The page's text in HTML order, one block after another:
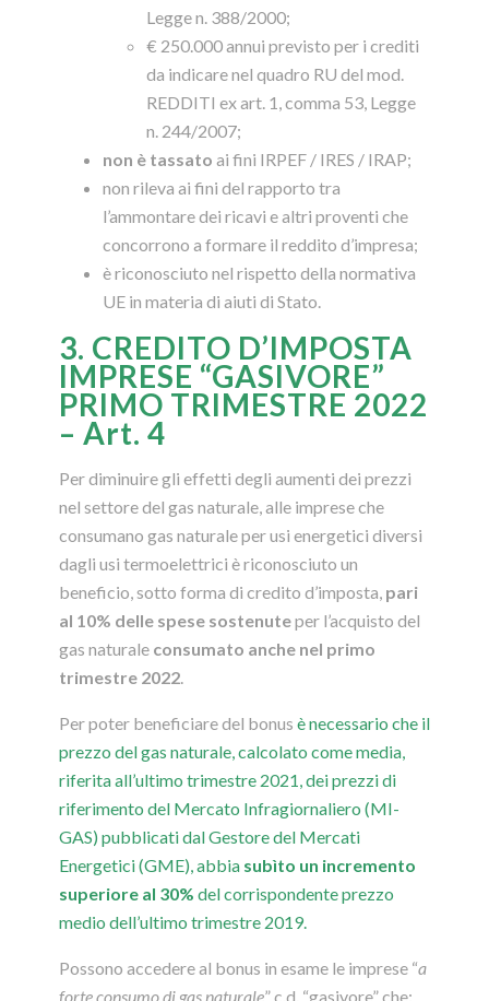
Legge n. 388/2000;
€ 250.000 annui previsto per i crediti
da indicare nel quadro RU del mod.
REDDITI ex art. 1, comma 53, Legge
n. 244/2007;
non è tassato ai fini IRPEF / IRES / IRAP;
non rileva ai fini del rapporto tra
l’ammontare dei ricavi e altri proventi che
concorrono a formare il reddito d’impresa;
è riconosciuto nel rispetto della normativa
UE in materia di aiuti di Stato.
3. CREDITO D’IMPOSTA
IMPRESE “GASIVORE”
PRIMO TRIMESTRE 2022
– Art. 4
Per diminuire gli effetti degli aumenti dei prezzi
nel settore del gas naturale, alle imprese che
consumano gas naturale per usi energetici diversi
dagli usi termoelettrici è riconosciuto un
beneficio, sotto forma di credito d’imposta, pari
al 10% delle spese sostenuteper l’acquisto del
gas naturale consumato anche nel primo
trimestre 2022
Per poter beneficiare del bonus è necessario che il
prezzo del gas naturale, calcolato come media,
riferita all’ultimo trimestre 2021, dei prezzi di
riferimento del Mercato Infragiornaliero (MI-
GAS) pubblicati dal Gestore del Mercati
Energetici (GME), abbia subìto un incremento
superiore al 30% del corrispondente prezzo
medio dell’ultimo trimestre 2019.
Possono accedere al bonus in esame le imprese “a
forte consumo di gas naturale” c.d. “gasivore” che: